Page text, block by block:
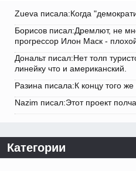
Zueva писала:Когда
Борисов писал:Дремлют, не
прогрессор Илон Маск -
Дональт писал:Нет толп
линейку что и американский.
Разина писала:К концу того же
Nazim писал:Этот проект
Категории